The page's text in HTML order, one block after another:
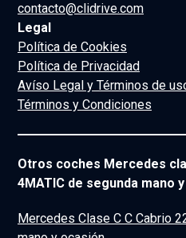
contacto@clidrive.com
Legal
Política de Cookies
Política de Privacidad
Avíso Legal y Términos de
Términos y Condiciones
Otros coches Mercedes
4MATIC de segunda mano
Mercedes Clase C C Cabrio